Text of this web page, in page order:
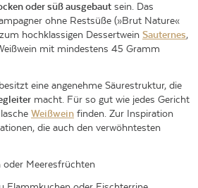
oder süß ausgebaut sein. Das
ohne Restsüße (»Brut Nature«
hochklassigen Dessertwein Sauternes,
mit mindestens 45 Gramm
eine angenehme Säurestruktur, die
macht. Für so gut wie jedes Gericht
Weißwein finden. Zur Inspiration
die auch den verwöhntesten
Meeresfrüchten